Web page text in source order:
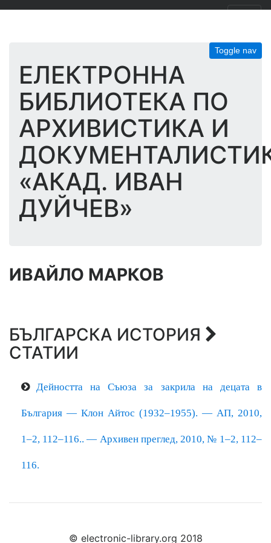
Toggle nav
ЕЛЕКТРОННА
БИБЛИОТЕКА ПО
АРХИВИСТИКА И
«АКАД. ИВАН
ДУЙЧЕВ»
ИВАЙЛО МАРКОВ
БЪЛГАРСКА ИСТОРИЯ
СТАТИИ
Дейността на Съюза за закрила на децата в
България — Клон Айтос (1932–1955). — АП, 2010,
1–2, 112–116..— Архивен преглед, 2010, № 1–2, 112–
116.
© electronic-library.org 2018